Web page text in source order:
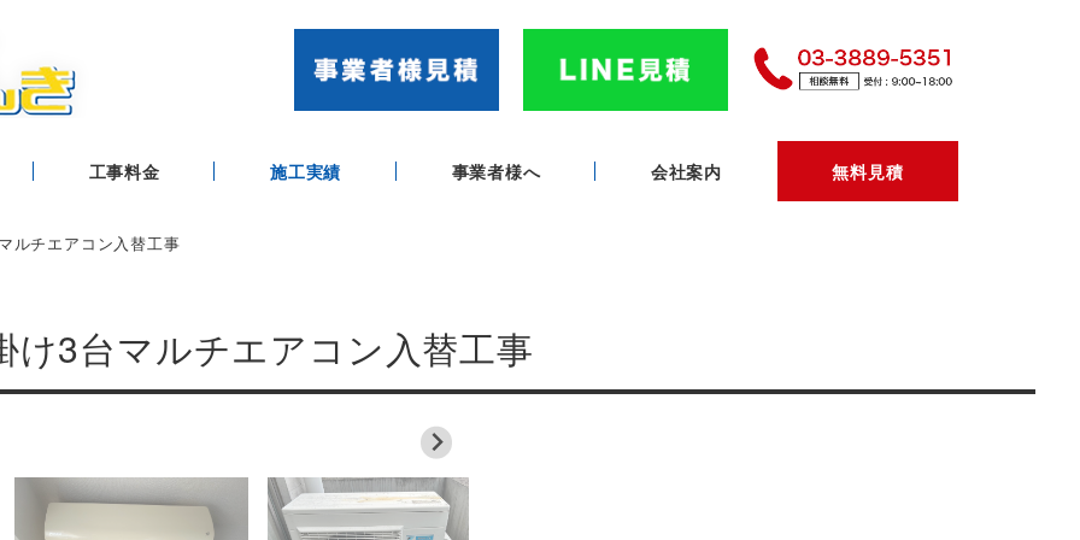
工事料金 施工実績 事業者様へ 会社案内 無料見積
ルチエアコン入替工事
け3台マルチエアコン入替工事